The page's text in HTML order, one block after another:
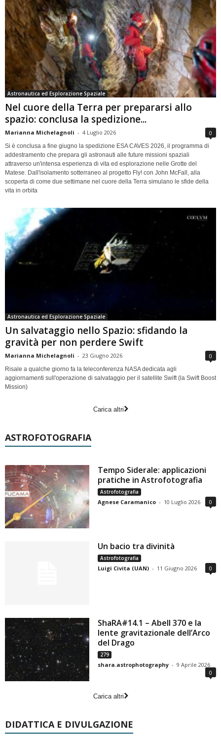
Astronautica ed Esplorazione Spaziale
Nel cuore della Terra per prepararsi allo
spazio: conclusa la spedizione...
Marianna Michelagnoli - 4 Luglio 2026 0
Si è conclusa a fine giugno la spedizione ESA CAVES 2026, il programma di
addestramento che prepara gli astronauti alle future missioni spaziali
attraverso un'intensa esperienza di vita ed esplorazione nelle Grotte del
Matese. Dall'isolamento sotterraneo al progetto Fly! con John McFall, alla
scoperta di come due settimane nel cuore della Terra simulano le sfide della
vita in orbita
Astronautica ed Esplorazione Spaziale
Un salvataggio nello Spazio: sfidando la
gravità per non perdere Swift
Marianna Michelagnoli - 23 Giugno 2026 0
Risale a qualche giorno fa la teleconferenza NASA dedicata agli
aggiornamenti sull'operazione di salvataggio per il satellite Swift (la Swift Boost
Mission)
Carica altri
ASTROFOTOGRAFIA
Tempo Siderale: applicazioni
pratiche in Astrofotografia
Astrofotografia
Agnese Caramanico - 10 Luglio 2026 0
Un bacio tra divinità
Astrofotografia
Luigi Civita (UAN) - 11 Giugno 2026 0
ShaRA#14.1 – Abell 370 e la
lente gravitazionale dell’Arco
del Drago
279
shara.astrophotography - 9 Aprile 2026
0
Carica altri
DIDATTICA E DIVULGAZIONE